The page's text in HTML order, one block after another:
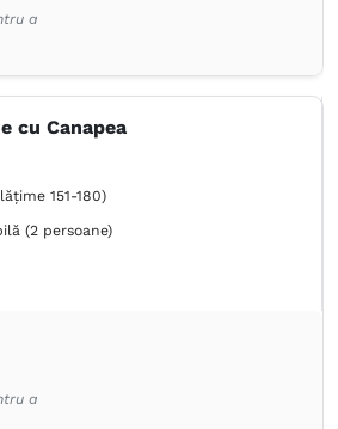
de păr
a
cu Canapea
151-180)
(2 persoane)
haine
a